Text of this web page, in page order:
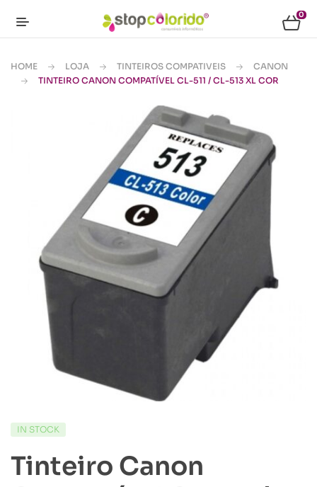
0
HOME LOJA TINTEIROS COMPATIVEIS
CANON
TINTEIRO CANON COMPATÍVEL CL-511 / CL-513 XL COR
IN STOCK
Tinteiro Canon